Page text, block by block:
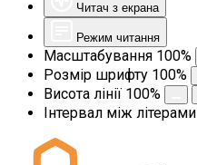
Читач з екрана
Режим читання
Масштабування 100%
Розмір шрифту 100%
Висота лінії 100%
Інтервал між літерами